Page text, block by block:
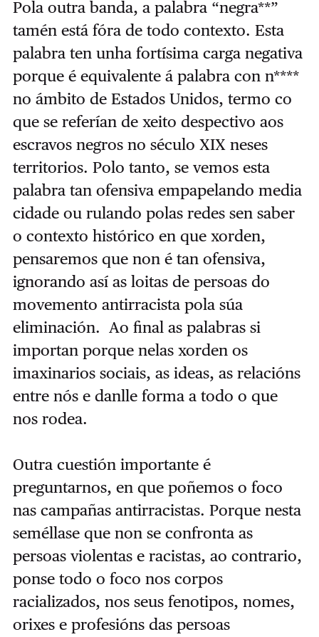
Pola outra banda, a palabra “negra**”
tamén está fóra de todo contexto. Esta
palabra ten unha fortísima carga negativa
porque é equivalente á palabra con n****
no ámbito de Estados Unidos, termo co
que se referían de xeito despectivo aos
escravos negros no século XIX neses
territorios. Polo tanto, se vemos esta
palabra tan ofensiva empapelando media
cidade ou rulando polas redes sen saber
o contexto histórico en que xorden,
pensaremos que non é tan ofensiva,
ignorando así as loitas de persoas do
movemento antirracista pola súa
eliminación. Ao final as palabras si
importan porque nelas xorden os
imaxinarios sociais, as ideas, as relacións
entre nós e danlle forma a todo o que
nos rodea.
Outra cuestión importante é
preguntarnos, en que poñemos o foco
nas campañas antirracistas. Porque nesta
seméllase que non se confronta as
persoas violentas e racistas, ao contrario,
ponse todo o foco nos corpos
racializados, nos seus fenotipos, nomes,
orixes e profesións das persoas